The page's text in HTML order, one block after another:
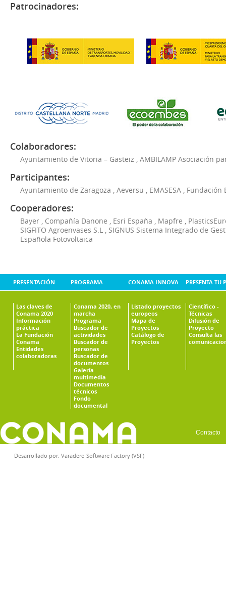
Patrocinadores:
Colaboradores:
Ayuntamiento de Vitoria – Gasteiz AMBILAMP Asociación
Participantes:
Ayuntamiento de Zaragoza Aeversu EMASESA Fundación
Cooperadores:
Bayer Compañía Danone Esri España Mapfre
SIGFITO Agroenvases S.L
SIGNUS Sistema Integrado de
Española Fotovoltaica
PRESENTACIÓN
Las claves de
Conama 2020
Información
práctica
La Fundación
Conama
Entidades
colaboradoras
PROGRAMA
Conama 2020, en
marcha
Programa
Buscador de
actividades
Buscador de
personas
Buscador de
documentos
Galería
multimedia
Documentos
técnicos
Fondo
documental
CONAMA INNOVA
Listado proyectos
europeos
Mapa de
Proyectos
Catálogo de
Proyectos
PRESENTA TU
Científico -
Técnicas
Difusión de
Proyecto
Consulta las
Contacto
Desarrollado por: Varadero Software Factory (VSF)